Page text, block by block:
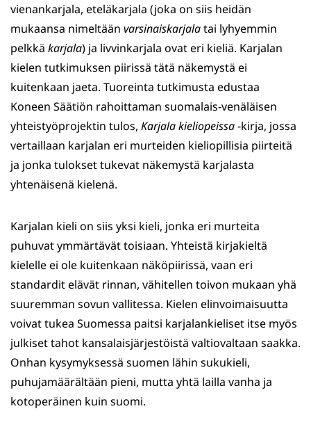
vienankarjala, eteläkarjala (joka on siis heidän
mukaansa nimeltään varsinaiskarjalatai lyhyemmin
pelkkä karjala) ja livvinkarjala ovat eri kieliä. Karjalan
kielen tutkimuksen piirissä tätä näkemystä ei
kuitenkaan jaeta. Tuoreinta tutkimusta edustaa
Koneen Säätiön rahoittaman suomalais-venäläisen
yhteistyöprojektin tulos, Karjala kieliopeissa-kirja, jossa
vertaillaan karjalan eri murteiden kieliopillisia piirteitä
ja jonka tulokset tukevat näkemystä karjalasta
yhtenäisenä kielenä.
Karjalan kieli on siis yksi kieli, jonka eri murteita
puhuvat ymmärtävät toisiaan. Yhteistä kirjakieltä
kielelle ei ole kuitenkaan näköpiirissä, vaan eri
standardit elävät rinnan, vähitellen toivon mukaan yhä
suuremman sovun vallitessa. Kielen elinvoimaisuutta
voivat tukea Suomessa paitsi karjalankieliset itse myös
julkiset tahot kansalaisjärjestöistä valtiovaltaan saakka.
Onhan kysymyksessä suomen lähin sukukieli,
puhujamäärältään pieni, mutta yhtä lailla vanha ja
kotoperäinen kuin suomi.